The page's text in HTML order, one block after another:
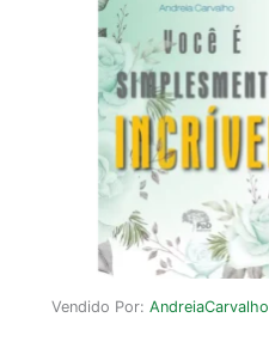
Vendido Por: AndreiaCarvalho